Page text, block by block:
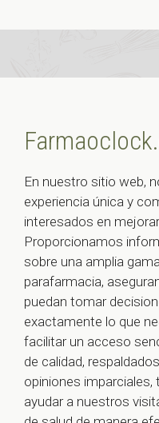
En nuestro sitio web,
experiencia única y
interesados en
Proporcionamos
sobre una amplia
parafarmacia,
puedan tomar
exactamente lo que
facilitar un acceso
de calidad,
opiniones
ayudar a nuestros